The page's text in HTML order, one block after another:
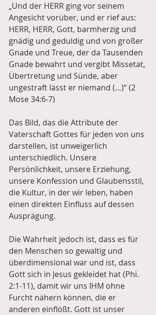
„Und der HERR ging vor seinem
Angesicht vorüber, und er rief aus:
HERR, HERR, Gott, barmherzig und
gnädig und geduldig und von großer
Gnade und Treue, der da Tausenden
Gnade bewahrt und vergibt Missetat,
Übertretung und Sünde, aber
ungestraft lässt er niemand (…)“ (2
Mose 34:6-7)
Das Bild, das die Attribute der
Vaterschaft Gottes für jeden von uns
darstellen, ist unweigerlich
unterschiedlich. Unsere
Persönlichkeit, unsere Erziehung,
unsere Konfession und Glaubensstil,
die Kultur, in der wir leben, haben
einen direkten Einfluss auf dessen
Ausprägung.
Die Wahrheit jedoch ist, dass es für
den Menschen so gewaltig und
überdimensional war und ist, dass
Gott sich in Jesus gekleidet hat (Phi.
2:1-11), damit wir uns IHM ohne
Furcht nähern können, die er
anderen einflößt. Gott ist unser